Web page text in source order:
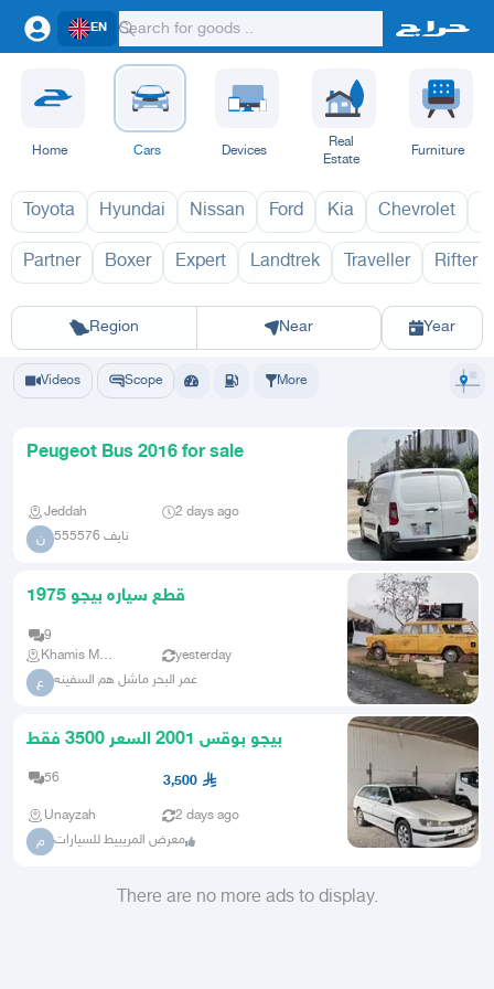
EN
Home Cars Devices
Real
Estate
Furniture
Toyota Hyundai Nissan Ford Kia Chevrolet
Partner Boxer Expert Landtrek Traveller Rifter
Region
Riyadh Eastern Region Yanbu Hafar Al BatinMadinah
Near Year
406 2027 406
Videos Scope More
Peugeot Bus 2016 for sale
Jeddah 2 days ago
ن نايف 555576
قطع سياره بيجو 1975
9
Khamis Mushait
yesterday
ع عمر البحر ماشل هم السفينه
بيجو بوقس 2001 السعر 3500 فقط
56 3,500
Unayzah 2 days ago
م معرض المريبيط للسيارات
There are no more ads to display.